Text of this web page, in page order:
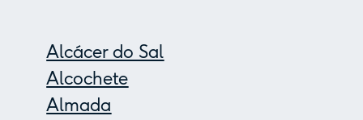
Alcácer do Sal
Alcochete
Almada